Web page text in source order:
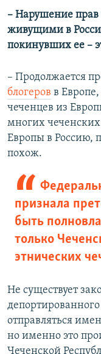
– Нарушение прав
живущими в
покинувших ее –
– Продолжается
блогеров в
чеченцев из
многих
Европы в Россию,
похож.
признала
быть
только
этнических
Не существует
отправляться
но именно это
Чеченской